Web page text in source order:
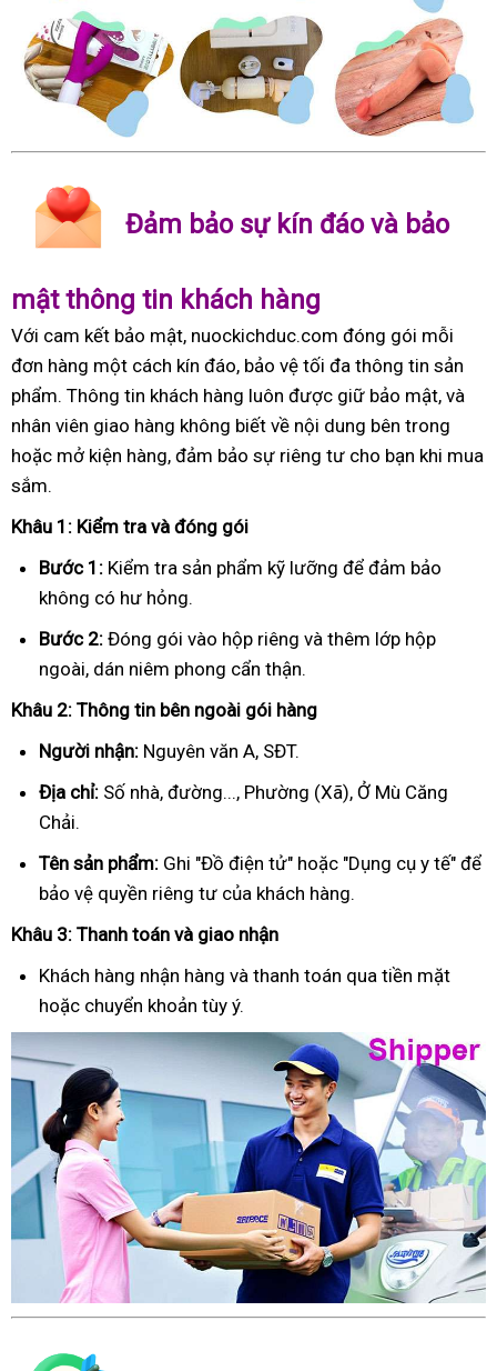
Đảm bảo sự kín đáo và bảo
mật thông tin khách hàng
Với cam kết bảo mật, nuockichduc.com đóng gói mỗi
đơn hàng một cách kín đáo, bảo vệ tối đa thông tin sản
phẩm. Thông tin khách hàng luôn được giữ bảo mật, và
nhân viên giao hàng không biết về nội dung bên trong
hoặc mở kiện hàng, đảm bảo sự riêng tư cho bạn khi mua
sắm.
Khâu 1: Kiểm tra và đóng gói
Bước 1: Kiểm tra sản phẩm kỹ lưỡng để đảm bảo
không có hư hỏng.
Bước 2: Đóng gói vào hộp riêng và thêm lớp hộp
ngoài, dán niêm phong cẩn thận.
Khâu 2: Thông tin bên ngoài gói hàng
Người nhận: Nguyên văn A, SĐT.
Địa chỉ: Số nhà, đường..., Phường (Xã), Ở Mù Căng
Chải.
Tên sản phẩm: Ghi "Đồ điện tử" hoặc "Dụng cụ y tế" để
bảo vệ quyền riêng tư của khách hàng.
Khâu 3: Thanh toán và giao nhận
Khách hàng nhận hàng và thanh toán qua tiền mặt
hoặc chuyển khoản tùy ý.